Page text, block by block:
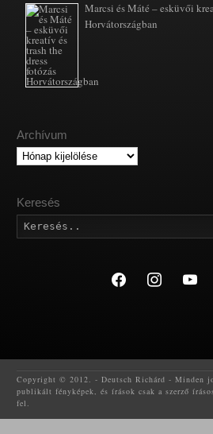
Marcsi és Máté – esküvői
Horvátországban
Archívum
Archívum
Keresés
facebook instagram youtube
Copyright © 2012. - Deutsch Richárd - Minden
publikált fényképek, és írások csak a szerző
fel.